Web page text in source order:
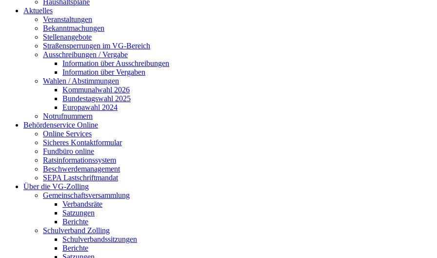
Haushaltspläne
Aktuelles
Veranstaltungen
Bekanntmachungen
Stellenangebote
Straßensperrungen im VG-Bereich
Ausschreibungen / Vergabe
Information über Ausschreibungen
Information über Vergaben
Wahlen / Abstimmungen
Kommunalwahl 2026
Bundestagswahl 2025
Europawahl 2024
Notrufnummern
Behördenservice Online
Online Services
Sicheres Kontaktformular
Fundbüro online
Ratsinformationssystem
Beschwerdemanagement
SEPA Lastschriftmandat
Über die VG-Zolling
Gemeinschaftsversammlung
Verbandsräte
Satzungen
Berichte
Schulverband Zolling
Schulverbandssitzungen
Berichte